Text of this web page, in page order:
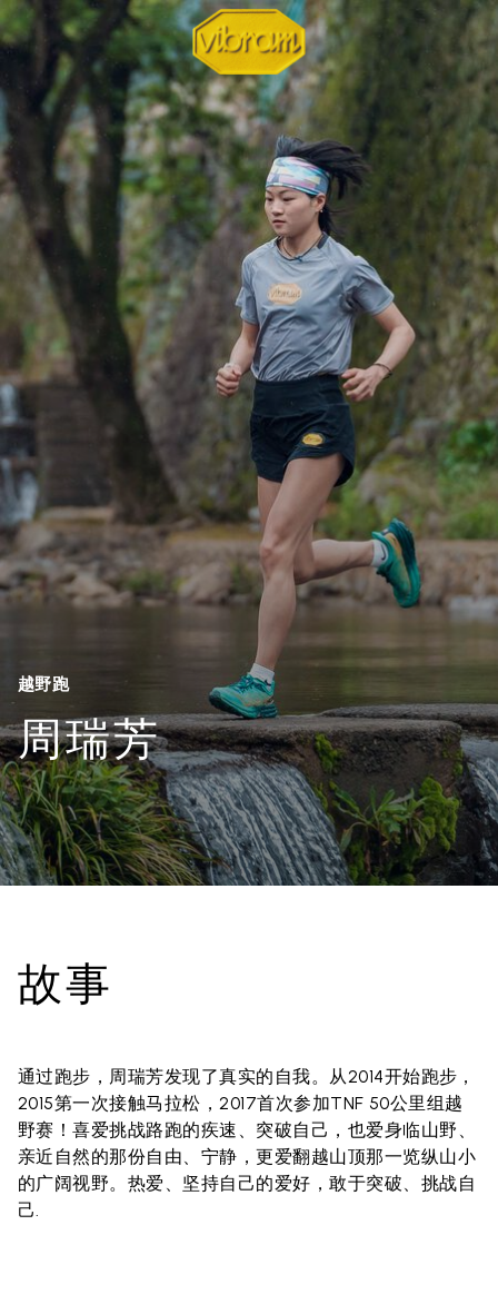
越野跑
周瑞芳
故事
通过跑步，周瑞芳发现了真实的自我。从2014开始跑步，
2015第一次接触马拉松，2017首次参加TNF 50公里组越
野赛！喜爱挑战路跑的疾速、突破自己，也爱身临山野、
亲近自然的那份自由、宁静，更爱翻越山顶那一览纵山小
的广阔视野。热爱、坚持自己的爱好，敢于突破、挑战自
己.